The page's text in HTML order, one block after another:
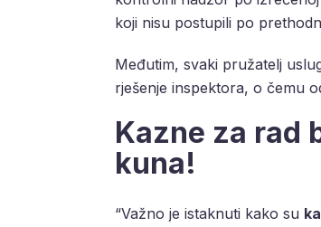
koji nisu postupili po
Međutim, svaki pružatelj
rješenje inspektora, o čemu
Kazne za rad
kuna!
“Važno je istaknuti kako su